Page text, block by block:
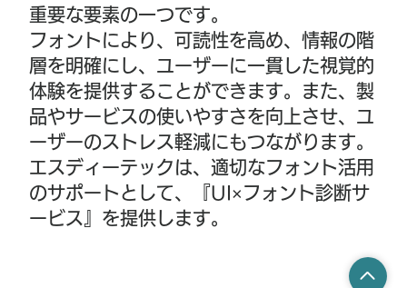
重要な要素の一つです。
フォントにより、可読性を高め、情報の階
層を明確にし、ユーザーに一貫した視覚的
体験を提供することができます。また、製
品やサービスの使いやすさを向上させ、ユ
ーザーのストレス軽減にもつながります。
エスディーテックは、適切なフォント活用
のサポートとして、『UI×フォント診断サ
ービス』を提供します。